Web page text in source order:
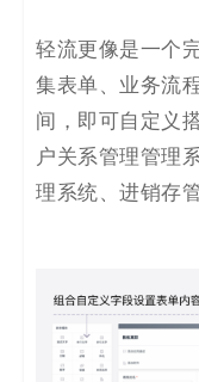
轻流更像是一个
集表单、业务流
间，即可自定义
户关系管理管理
理系统、进销存